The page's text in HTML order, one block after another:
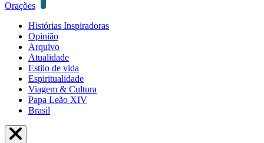
Orações
Histórias Inspiradoras
Opinião
Arquivo
Atualidade
Estilo de vida
Espiritualidade
Viagem & Cultura
Papa Leão XIV
Brasil